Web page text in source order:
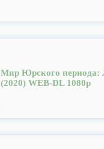
Мир Юрского периода:
(2020) WEB-DL 1080p